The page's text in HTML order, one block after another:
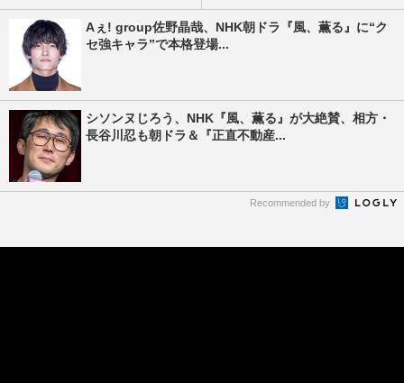
Aぇ! group佐野晶哉、NHK朝ドラ『風、薫る』に“ク
セ強キャラ”で本格登場...
シソンヌじろう、NHK『風、薫る』が大絶賛、相方・
長谷川忍も朝ドラ＆『正直不動産...
Recommended by